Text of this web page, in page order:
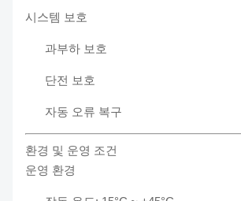
시스템 보호
과부하 보호
단전 보호
자동 오류 복구
환경 및 운영 조건
운영 환경